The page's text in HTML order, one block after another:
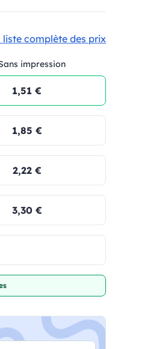
liste complète des prix
impression
1,51 €
1,85 €
2,22 €
3,30 €